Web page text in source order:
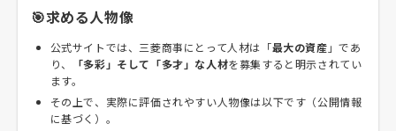
🎯求める人物像
公式サイトでは、三菱商事にとって人材は「最大の資産 」であ
り、
「多彩」そして「多才」な人材を募集すると明示されてい
ます。
その上で、実際に評価されやすい人物像は以下です（公開情報
に基づく）。